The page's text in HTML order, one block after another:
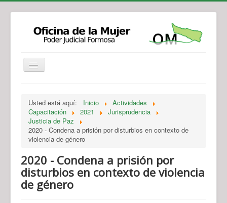
Legislación
Novedades
Recursos y Servicios de Atención
Usted está aquí: Inicio
Actividades
Capacitación
2021
Jurisprudencia
Justicia de Paz
2020 - Condena a prisión por disturbios en contexto de
violencia de género
2020 - Condena a prisión por
disturbios en contexto de violencia
de género